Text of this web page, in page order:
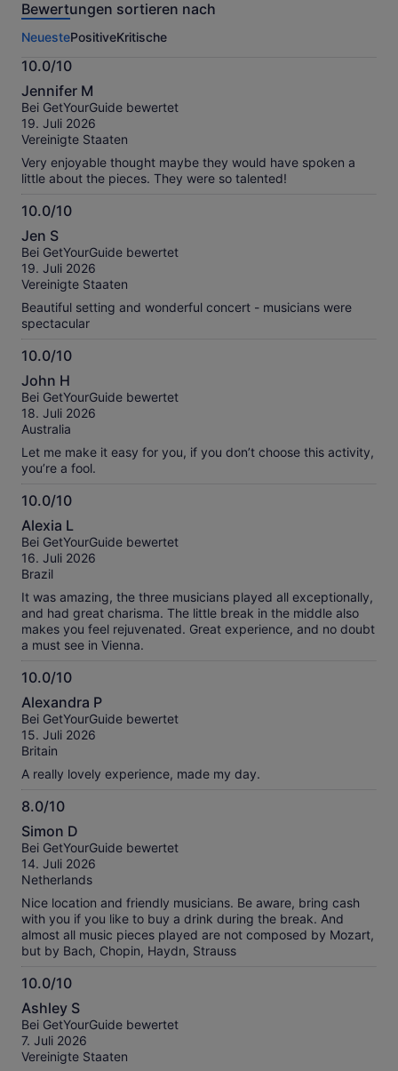
dieser
Weitere
Informationen
zu
unseren
geprüften
Bewertungen.
Bewertungen sortieren nach
NeuestePositiveKritische
10.0/10
10.0
von
10
Jennifer M
Bei GetYourGuide bewertet
19. Juli 2026
Vereinigte Staaten
Very enjoyable thought maybe they would have spoken a
little about the pieces. They were so talented!
10.0/10
10.0
von
10
Jen S
Bei GetYourGuide bewertet
19. Juli 2026
Vereinigte Staaten
Beautiful setting and wonderful concert - musicians were
spectacular
10.0/10
10.0
von
10
John H
Bei GetYourGuide bewertet
18. Juli 2026
Australia
Let me make it easy for you, if you don’t choose this activity,
you’re a fool.
10.0/10
10.0
von
10
Alexia L
Bei GetYourGuide bewertet
16. Juli 2026
Brazil
It was amazing, the three musicians played all exceptionally,
and had great charisma. The little break in the middle also
makes you feel rejuvenated. Great experience, and no doubt
a must see in Vienna.
10.0/10
10.0
von
10
Alexandra P
Bei GetYourGuide bewertet
15. Juli 2026
Britain
A really lovely experience, made my day.
8.0/10
8.0
von
10
Simon D
Bei GetYourGuide bewertet
14. Juli 2026
Netherlands
Nice location and friendly musicians. Be aware, bring cash
with you if you like to buy a drink during the break. And
almost all music pieces played are not composed by Mozart,
but by Bach, Chopin, Haydn, Strauss
10.0/10
10.0
von
10
Ashley S
Bei GetYourGuide bewertet
7. Juli 2026
Vereinigte Staaten